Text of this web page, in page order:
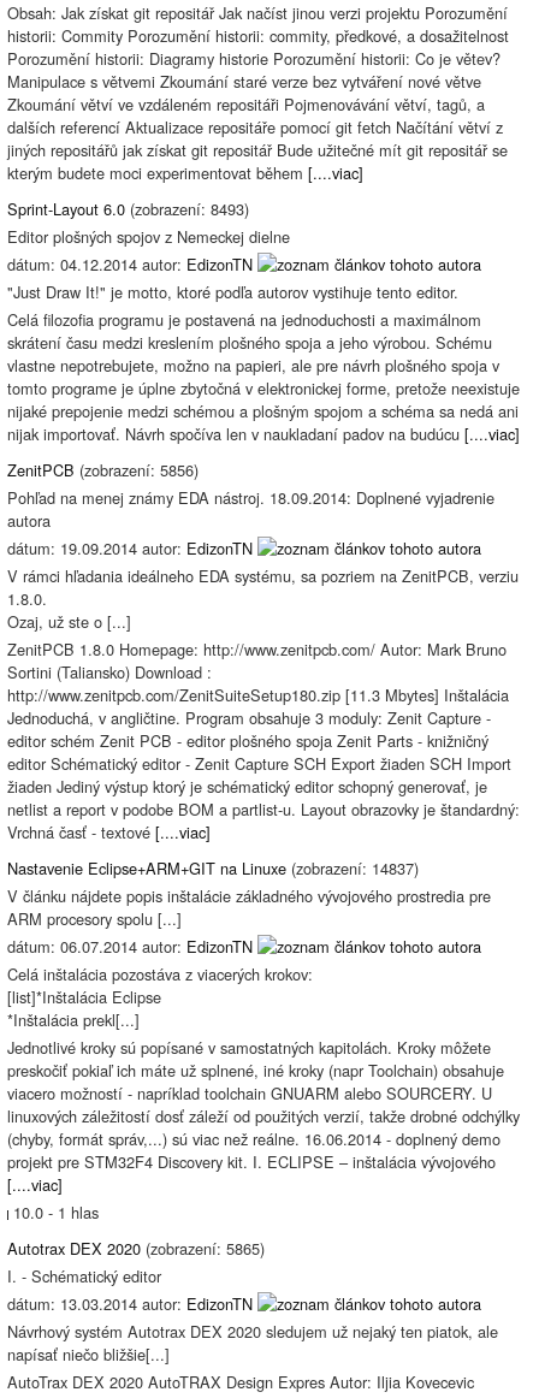
Obsah: Jak získat git repositář Jak načíst jinou verzi projektu Porozumění
historii: Commity Porozumění historii: commity, předkové, a dosažitelnost
Porozumění historii: Diagramy historie Porozumění historii: Co je větev?
Manipulace s větvemi Zkoumání staré verze bez vytváření nové větve
Zkoumání větví ve vzdáleném repositáři Pojmenovávání větví, tagů, a
dalších referencí Aktualizace repositáře pomocí git fetch Načítání větví z
jiných repositářů jak získat git repositář Bude užitečné mít git repositář se
kterým budete moci experimentovat během [....viac]
Sprint-Layout 6.0 (zobrazení: 8493)
Editor plošných spojov z Nemeckej dielne
dátum: 04.12.2014 autor: EdizonTN
"Just Draw It!" je motto, ktoré podľa autorov vystihuje tento editor.
Celá filozofia programu je postavená na jednoduchosti a maximálnom
skrátení času medzi kreslením plošného spoja a jeho výrobou. Schému
vlastne nepotrebujete, možno na papieri, ale pre návrh plošného spoja v
tomto programe je úplne zbytočná v elektronickej forme, pretože neexistuje
nijaké prepojenie medzi schémou a plošným spojom a schéma sa nedá ani
nijak importovať. Návrh spočíva len v naukladaní padov na budúcu [....viac]
ZenitPCB (zobrazení: 5856)
Pohľad na menej známy EDA nástroj. 18.09.2014: Doplnené vyjadrenie
autora
dátum: 19.09.2014 autor: EdizonTN
V rámci hľadania ideálneho EDA systému, sa pozriem na ZenitPCB, verziu
1.8.0.
Ozaj, už ste o [...]
ZenitPCB 1.8.0 Homepage: http://www.zenitpcb.com/ Autor: Mark Bruno
Sortini (Taliansko) Download :
http://www.zenitpcb.com/ZenitSuiteSetup180.zip [11.3 Mbytes] Inštalácia
Jednoduchá, v angličtine. Program obsahuje 3 moduly: Zenit Capture -
editor schém Zenit PCB - editor plošného spoja Zenit Parts - knižničný
editor Schématický editor - Zenit Capture SCH Export žiaden SCH Import
žiaden Jediný výstup ktorý je schématický editor schopný generovať, je
netlist a report v podobe BOM a partlist-u. Layout obrazovky je štandardný:
Vrchná časť - textové [....viac]
Nastavenie Eclipse+ARM+GIT na Linuxe (zobrazení: 14837)
V článku nájdete popis inštalácie základného vývojového prostredia pre
ARM procesory spolu [...]
dátum: 06.07.2014 autor: EdizonTN
Celá inštalácia pozostáva z viacerých krokov:
[list]*Inštalácia Eclipse
*Inštalácia prekl[...]
Jednotlivé kroky sú popísané v samostatných kapitolách. Kroky môžete
preskočiť pokiaľ ich máte už splnené, iné kroky (napr Toolchain) obsahuje
viacero možností - napríklad toolchain GNUARM alebo SOURCERY. U
linuxových záležitostí dosť záleží od použitých verzií, takže drobné odchýlky
(chyby, formát správ,...) sú viac než reálne. 16.06.2014 - doplnený demo
projekt pre STM32F4 Discovery kit. I. ECLIPSE – inštalácia vývojového
[....viac]
10.0 - 1 hlas
Autotrax DEX 2020 (zobrazení: 5865)
I. - Schématický editor
dátum: 13.03.2014 autor: EdizonTN
Návrhový systém Autotrax DEX 2020 sledujem už nejaký ten piatok, ale
napísať niečo bližšie[...]
AutoTrax DEX 2020 AutoTRAX Design Expres Autor: Iljia Kovecevic